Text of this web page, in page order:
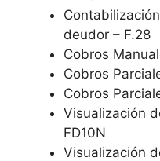
deudor – F.28
Cobros
Cobros
Cobros
Visualización
FD10N
Visualización